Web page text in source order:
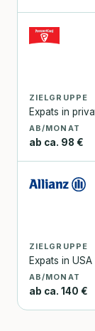
ZIELGRUPPE
Expats in
AB/MONAT
ab ca. 98 €
ZIELGRUPPE
Expats in
AB/MONAT
ab ca. 140 €